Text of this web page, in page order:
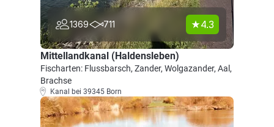
1369 711 4.3
Mittellandkanal (Haldensleben)
Fischarten: Flussbarsch, Zander, Wolgazander, Aal,
Brachse
Kanal bei 39345 Born